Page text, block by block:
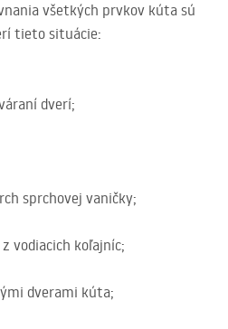
všetkých prvkov kúta sú
tieto situácie:
dverí;
sprchovej vaničky;
vodiacich koľajníc;
dverami kúta;